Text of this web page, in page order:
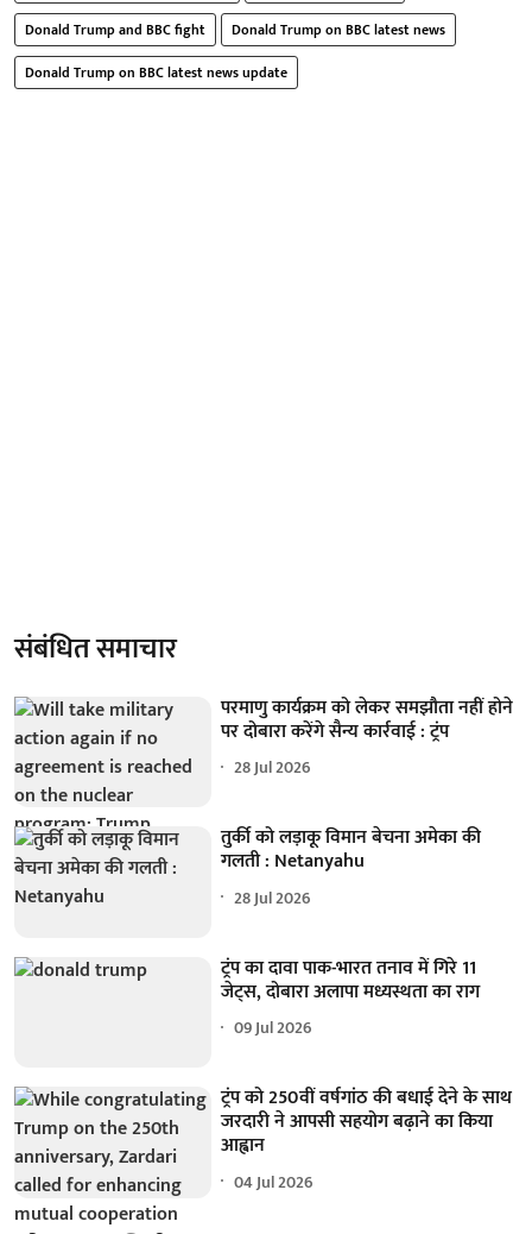
Donald Trump and BBC fight
Donald Trump on BBC latest news
Donald Trump on BBC latest news update
संबंधित समाचार
परमाणु कार्यक्रम को लेकर समझौता नहीं होने
पर दोबारा करेंगे सैन्य कार्रवाई : ट्रंप
28 Jul 2026
तुर्की को लड़ाकू विमान बेचना अमेका की
गलती : Netanyahu
28 Jul 2026
ट्रंप का दावा पाक-भारत तनाव में गिरे 11
जेट्स, दोबारा अलापा मध्यस्थता का राग
09 Jul 2026
ट्रंप को 250वीं वर्षगांठ की बधाई देने के साथ
जरदारी ने आपसी सहयोग बढ़ाने का किया
आह्वान
04 Jul 2026